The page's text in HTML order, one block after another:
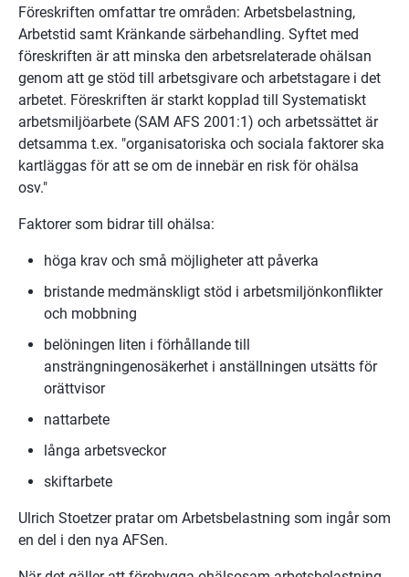
Föreskriften omfattar tre områden: Arbetsbelastning,
Arbetstid samt Kränkande särbehandling. Syftet med
föreskriften är att minska den arbetsrelaterade ohälsan
genom att ge stöd till arbetsgivare och arbetstagare i det
arbetet. Föreskriften är starkt kopplad till Systematiskt
arbetsmiljöarbete (SAM AFS 2001:1) och arbetssättet är
detsamma t.ex. "organisatoriska och sociala faktorer ska
kartläggas för att se om de innebär en risk för ohälsa
osv."
Faktorer som bidrar till ohälsa:
höga krav och små möjligheter att påverka
bristande medmänskligt stöd i arbetsmiljönkonflikter
och mobbning
belöningen liten i förhållande till
ansträngningenosäkerhet i anställningen utsätts för
orättvisor
nattarbete
långa arbetsveckor
skiftarbete
Ulrich Stoetzer pratar om Arbetsbelastning som ingår som
en del i den nya AFSen.